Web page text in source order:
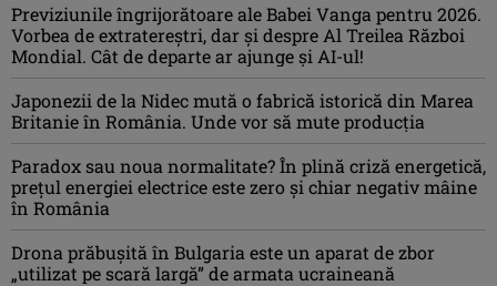
Previziunile îngrijorătoare ale Babei Vanga pentru 2026.
Vorbea de extratereștri, dar și despre Al Treilea Război
Mondial. Cât de departe ar ajunge și AI-ul!
Japonezii de la Nidec mută o fabrică istorică din Marea
Britanie în România. Unde vor să mute producția
Paradox sau noua normalitate? În plină criză energetică,
prețul energiei electrice este zero și chiar negativ mâine
în România
Drona prăbuşită în Bulgaria este un aparat de zbor
„utilizat pe scară largă” de armata ucraineană